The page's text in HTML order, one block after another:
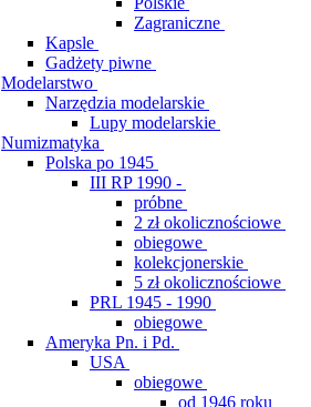
Zagraniczne
Kapsle
Gadżety piwne
Modelarstwo
Narzędzia modelarskie
Lupy modelarskie
Numizmatyka
Polska po 1945
III RP 1990 -
próbne
2 zł okolicznościowe
obiegowe
kolekcjonerskie
5 zł okolicznościowe
PRL 1945 - 1990
obiegowe
Ameryka Pn. i Pd.
USA
obiegowe
od 1946 roku